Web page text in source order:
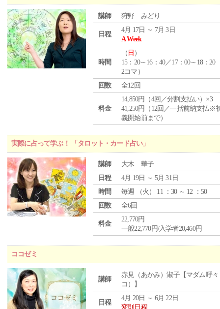
講師 狩野 みどり
日程
4月 17日 ～ 7月 3日
A Week
時間
（ 日 ）
15：20～16：40／17：00～18：20
2コマ）
回数
全12回
料金
14,850円（4回／分割支払い）×3
41,250円（12回／一括前納支払※
義開始前まで）
実際に占って学ぶ！ 「タロット・カード占い」
講師
大木 華子
日程
4月 19日 ～ 5月 31日
時間
毎週 （火 ） 11 ：30 ～ 12 ：50
回数
全6回
料金
22,770円
一般22,770円/入学者20,460円
ココゼミ
講師
赤見（あかみ）淑子【マダム呼々
コ）】
日程
4月 20日 ～ 6月 22日
変則日程